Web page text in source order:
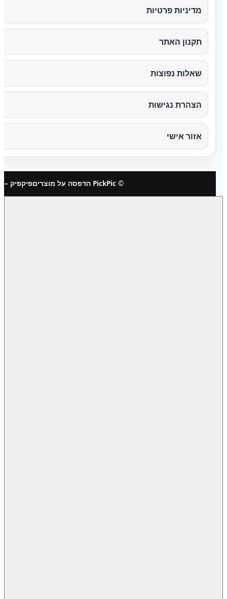
מדיניות פרטיות
תקנון האתר
שאלות נפוצות
הצהרת נגישות
אזור אישי
© PickPic הדפסה על מוצרים פיקפיק –